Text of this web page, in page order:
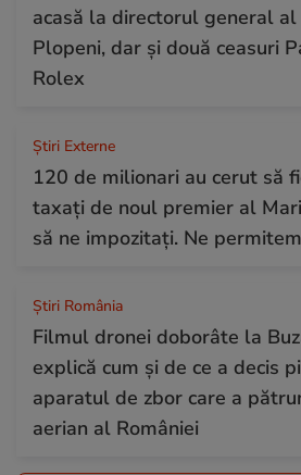
acasă la directorul general al
Plopeni, dar și două ceasuri
Rolex
Știri Externe
120 de milionari au cerut să
taxați de noul premier al
să ne impozitați. Ne
Știri România
Filmul dronei doborâte la
explică cum și de ce a decis
aparatul de zbor care a
aerian al României